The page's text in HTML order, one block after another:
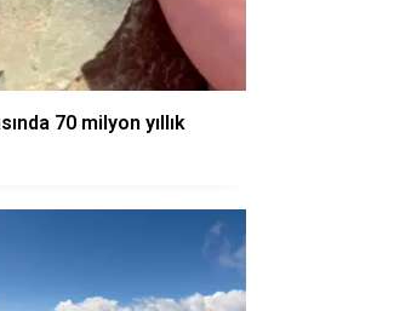
70 milyon yıllık